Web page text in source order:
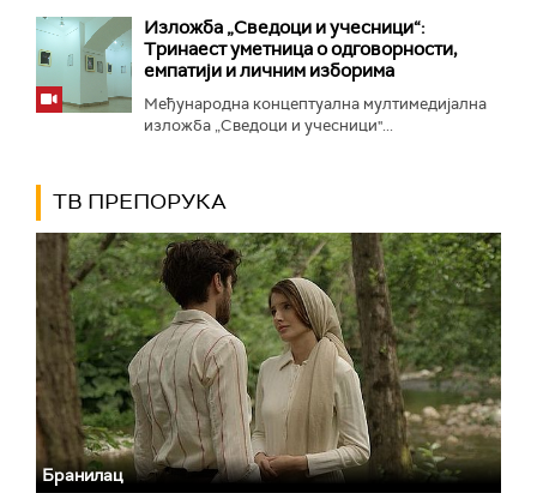
Изложба „Сведоци и учесници“:
Тринаест уметница о одговорности,
емпатији и личним изборима
Међународна концептуална мултимедијална
изложба „Сведоци и учесници"...
ТВ ПРЕПОРУКА
Бранилац